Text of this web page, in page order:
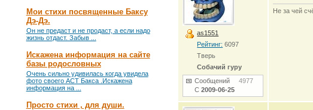
Мои стихи посвященные Баксу
Дэ-Дэ.
Он не предаст и не продаст, а если надо
жизнь отдаст. Забыв ...
Искажена информация на сайте
базы родословных
Очень сильно удивилась когда увидела
фото своего АСТ Бакса .Искажена
информация на ...
Просто стихи , для души.
as1551
Рейтинг: 6097
Тверь
Собачий гуру
Сообщений4977
С2009-06-25
Не за чей